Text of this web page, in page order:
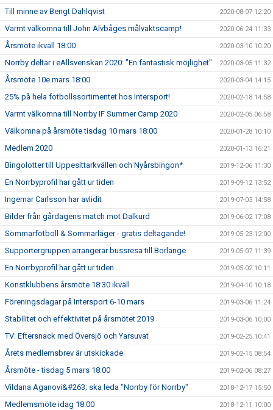
Till minne av Bengt Dahlqvist 2020-08-07 12:20
Varmt välkomna till John Alvbåges målvaktscamp! 2020-06-24 11:33
Årsmöte ikväll 18:00 2020-03-10 10:20
Norrby deltar i eAllsvenskan 2020: "En fantastisk möjlighet" 2020-03-05 11:32
Årsmöte 10e mars 18:00 2020-03-04 14:15
25% på hela fotbollssortimentet hos Intersport! 2020-02-18 14:58
Varmt välkomna till Norrby IF Summer Camp 2020 2020-02-05 06:58
Välkomna på årsmöte tisdag 10 mars 18:00 2020-01-28 10:10
Medlem 2020 2020-01-13 16:21
Bingolotter till Uppesittarkvällen och Nyårsbingon* 2019-12-06 11:30
En Norrbyprofil har gått ur tiden 2019-09-12 13:52
Ingemar Carlsson har avlidit 2019-07-03 14:58
Bilder från gårdagens match mot Dalkurd 2019-06-02 17:08
Sommarfotboll & Sommarläger - gratis deltagande! 2019-05-23 12:00
Supportergruppen arrangerar bussresa till Borlänge 2019-05-07 11:39
En Norrbyprofil har gått ur tiden 2019-05-02 10:11
Konstklubbens årsmöte 18:30 ikväll 2019-04-10 10:18
Föreningsdagar på Intersport 6-10 mars 2019-03-06 11:24
Stabilitet och effektivitet på årsmötet 2019 2019-03-06 10:00
TV: Eftersnack med Översjö och Yarsuvat 2019-02-25 10:41
Årets medlemsbrev är utskickade 2019-02-15 08:54
Årsmöte - tisdag 5 mars 18:00 2019-02-06 08:27
Vildana Aganovi&#263; ska leda "Norrby för Norrby" 2018-12-17 15:50
Medlemsmöte idag 18:00 2018-12-11 10:00